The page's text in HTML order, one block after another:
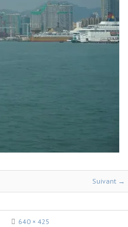
Suivant →
640 × 425